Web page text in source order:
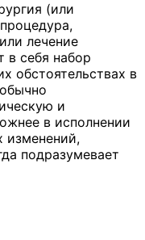
(или
лечение
в себя набор
обстоятельствах в
и
в исполнении
изменений,
подразумевает